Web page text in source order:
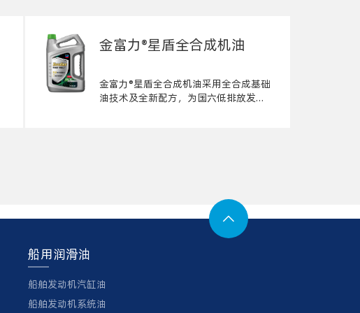
金富力®星盾全合成机油
金富力®星盾全合成机油采用全合成基础
油技术及全新配方，为国六低排放发动

船用润滑油
船舶发动机汽缸油
船舶发动机系统油